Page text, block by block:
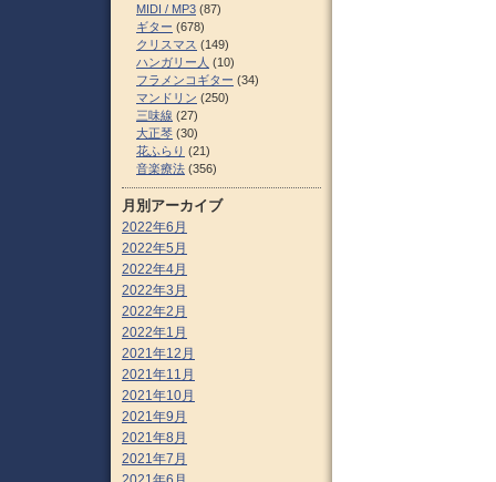
MIDI / MP3 (87)
ギター (678)
クリスマス (149)
ハンガリー人 (10)
フラメンコギター (34)
マンドリン (250)
三味線 (27)
大正琴 (30)
花ふらり (21)
音楽療法 (356)
月別アーカイブ
2022年6月
2022年5月
2022年4月
2022年3月
2022年2月
2022年1月
2021年12月
2021年11月
2021年10月
2021年9月
2021年8月
2021年7月